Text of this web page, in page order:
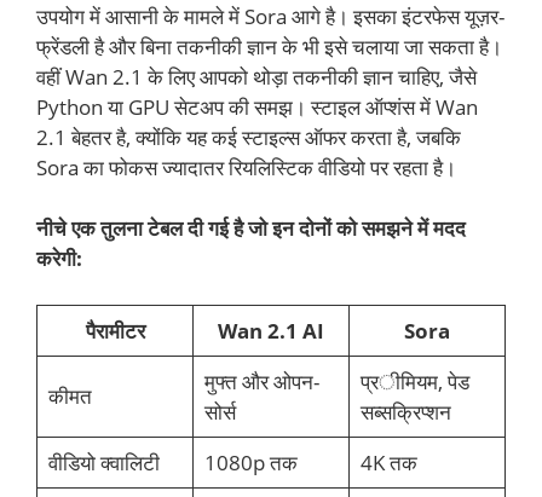
उपयोग में आसानी के मामले में Sora आगे है। इसका इंटरफेस यूज़र-
फ्रेंडली है और बिना तकनीकी ज्ञान के भी इसे चलाया जा सकता है।
वहीं Wan 2.1 के लिए आपको थोड़ा तकनीकी ज्ञान चाहिए, जैसे
Python या GPU सेटअप की समझ। स्टाइल ऑप्शंस में Wan
2.1 बेहतर है, क्योंकि यह कई स्टाइल्स ऑफर करता है, जबकि
Sora का फोकस ज्यादातर रियलिस्टिक वीडियो पर रहता है।
नीचे एक तुलना टेबल दी गई है जो इन दोनों को समझने में मदद
करेगी:
पैरामीटर Wan 2.1 AI Sora
कीमत
मुफ्त और ओपन-
सोर्स
प्रीमियम, पेड
सब्सक्रिप्शन
वीडियो क्वालिटी
1080p तक 4K तक